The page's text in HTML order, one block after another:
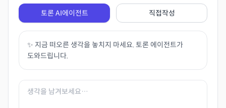
토론 AI에이전트 직접작성
✨ 지금 떠오른 생각을 놓치지 마세요. 토론 에이전트가
도와드립니다.